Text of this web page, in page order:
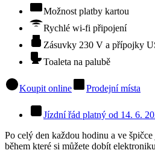
Možnost platby kartou
Rychlé wi-fi připojení
Zásuvky 230 V a přípojky
Toaleta na palubě
Koupit online Prodejní místa
Jízdní řád platný od 14. 6.
Po celý den každou hodinu a ve
během které si můžete dobít